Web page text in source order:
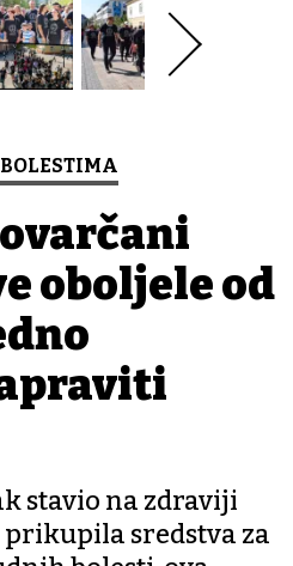
oboljele od
stavio na zdraviji
sredstva za